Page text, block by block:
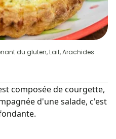
du gluten, Lait, Arachides
composée de courgette,
d'une salade, c'est